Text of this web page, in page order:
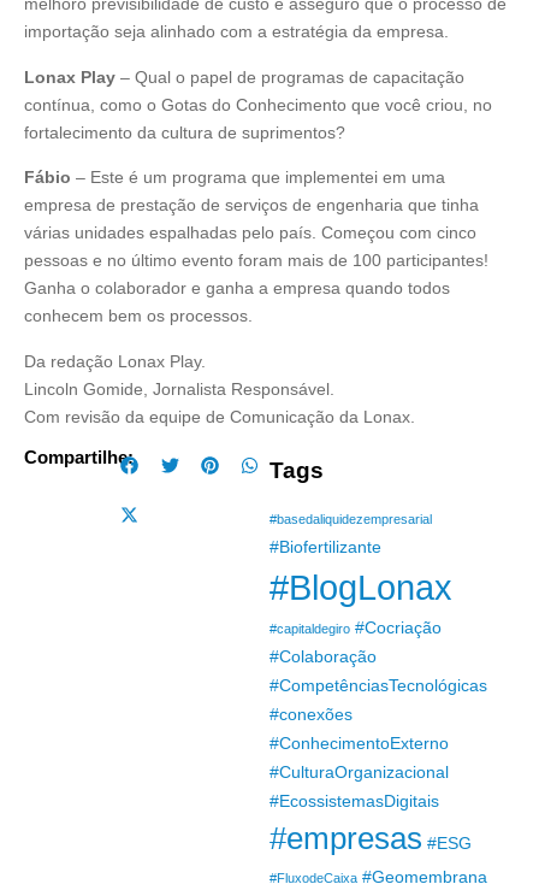
melhoro previsibilidade de custo e asseguro que o processo de
importação seja alinhado com a estratégia da empresa.
Lonax Play – Qual o papel de programas de capacitação
contínua, como o Gotas do Conhecimento que você criou, no
fortalecimento da cultura de suprimentos?
Fábio – Este é um programa que implementei em uma
empresa de prestação de serviços de engenharia que tinha
várias unidades espalhadas pelo país. Começou com cinco
pessoas e no último evento foram mais de 100 participantes!
Ganha o colaborador e ganha a empresa quando todos
conhecem bem os processos.
Da redação Lonax Play.
Lincoln Gomide, Jornalista Responsável.
Com revisão da equipe de Comunicação da Lonax.
Compartilhe:
Tags
#basedaliquidezempresarial
#Biofertilizante
#BlogLonax
#capitaldegiro #Cocriação
#Colaboração
#CompetênciasTecnológicas
#conexões
#ConhecimentoExterno
#CulturaOrganizacional
#EcossistemasDigitais
#empresas #ESG
#FluxodeCaixa #Geomembrana